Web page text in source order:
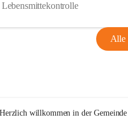
Alle
Herzlich willkommen in der Gemeinde